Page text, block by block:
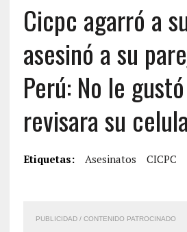
Cicpc agarró a
asesinó a su
Perú: No le
revisara su
Etiquetas: Asesinatos CICPC
PUBLICIDAD / CONTENIDO PATROCINADO